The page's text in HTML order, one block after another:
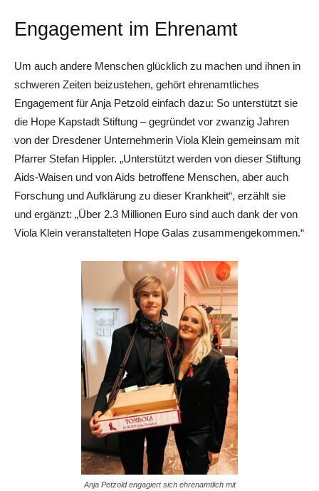
Engagement im Ehrenamt
Um auch andere Menschen glücklich zu machen und ihnen in
schweren Zeiten beizustehen, gehört ehrenamtliches
Engagement für Anja Petzold einfach dazu: So unterstützt sie
die Hope Kapstadt Stiftung – gegründet vor zwanzig Jahren
von der Dresdener Unternehmerin Viola Klein gemeinsam mit
Pfarrer Stefan Hippler. „Unterstützt werden von dieser Stiftung
Aids-Waisen und von Aids betroffene Menschen, aber auch
Forschung und Aufklärung zu dieser Krankheit“, erzählt sie
und ergänzt: „Über 2.3 Millionen Euro sind auch dank der von
Viola Klein veranstalteten Hope Galas zusammengekommen.“
Anja Petzold engagiert sich ehrenamtlich mit